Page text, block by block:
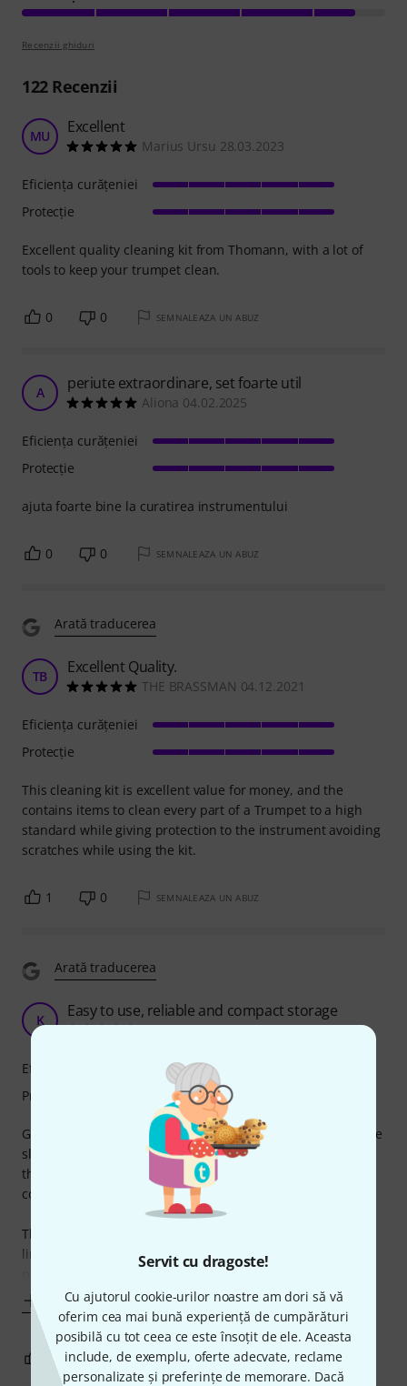
Servit cu dragoste!
Cu ajutorul cookie-urilor noastre am dori să vă
oferim cea mai bună experiență de cumpărături
posibilă cu tot ceea ce este însoțit de ele. Aceasta
include, de exemplu, oferte adecvate, reclame
personalizate și preferințe de memorare. Dacă
Recenzii ghiduri
122Recenzii
MU Excellent
Marius Ursu 28.03.2023
Excellent quality cleaning kit from Thomann, with a lot of
tools to keep your trumpet clean.
Eficienţa curăţeniei
Protecţie
0 0 SEMNALEAZA UN ABUZ
A periute extraordinare, set foarte util
Aliona 04.02.2025
ajuta foarte bine la curatirea instrumentului
Eficienţa curăţeniei
Protecţie
0 0 SEMNALEAZA UN ABUZ
Arată traducerea
TB Excellent Quality.
THE BRASSMAN 04.12.2021
This cleaning kit is excellent value for money, and the
contains items to clean every part of a Trumpet to a high
standard while giving protection to the instrument avoiding
scratches while using the kit.
Eficienţa curăţeniei
Protecţie
1 0 SEMNALEAZA UN ABUZ
Arată traducerea
K Easy to use, reliable and compact storage
Karry 21.04.2023
Great cleaning kit, has a selection of brushes to wash all the
slides and the valves easily. Unlike many cheap brushes,
these don't shed the bristles and are odourless! It even
comes with a brush suitable for washing mouthpieces!
The snake brush reaches the lead pipe/ slides. The plastic
lining is very durable and the brush ends have sufficient
Mai mult
Eficienţa curăţeniei
Protecţie
1 0 SEMNALEAZA UN ABUZ